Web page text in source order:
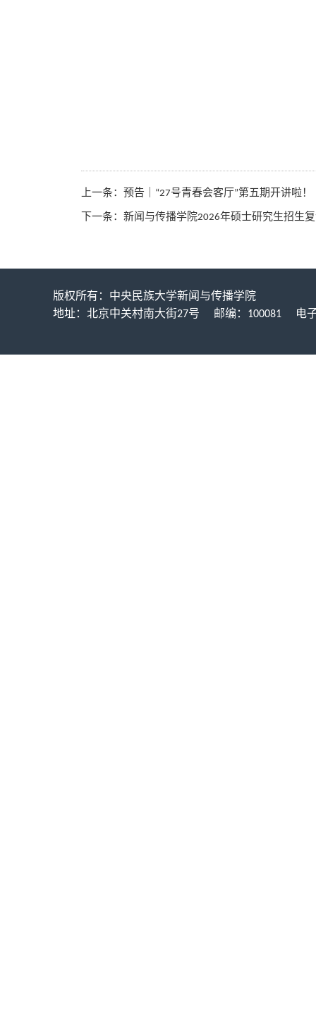
上一条： 预告｜“27号青春会客厅”第五期开讲啦！
下一条： 新闻与传播学院2026年硕士研究生招生
版权所有：中央民族大学新闻与传播学院
地址：北京中关村南大街27号 邮编：100081 电子